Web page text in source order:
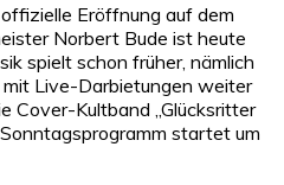
Eröffnung auf dem
Norbert Bude ist heute
spielt schon früher, nämlich
Live-Darbietungen weiter
Cover-Kultband „Glücksritter
startet um